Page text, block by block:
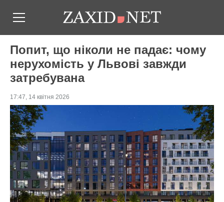
Попит, що ніколи не падає: чому
нерухомість у Львові завжди
затребувана
17:47, 14 квітня 2026